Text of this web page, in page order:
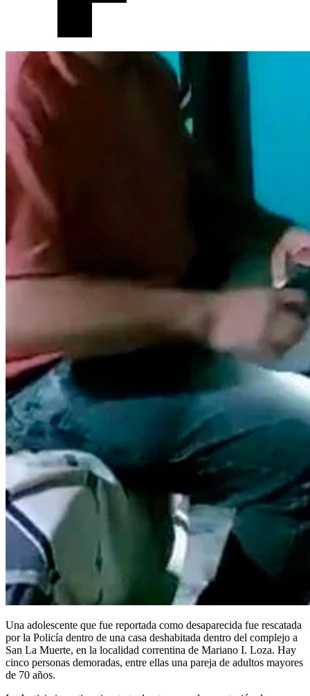
Una adolescente que fue reportada como desaparecida fue rescatada
por la Policía dentro de una casa deshabitada dentro del complejo a
San La Muerte, en la localidad correntina de Mariano I. Loza. Hay
cinco personas demoradas, entre ellas una pareja de adultos mayores
de 70 años.